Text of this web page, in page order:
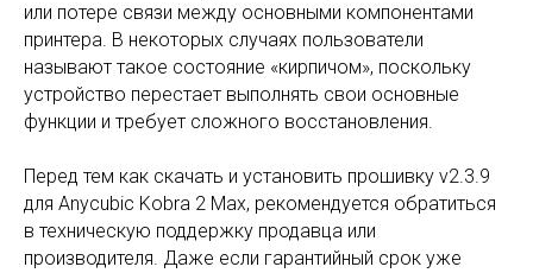
или потере связи между основными компонентами
принтера. В некоторых случаях пользователи
называют такое состояние «кирпичом», поскольку
устройство перестает выполнять свои основные
функции и требует сложного восстановления.
Перед тем как скачать и установить прошивку v2.3.9
для Anycubic Kobra 2 Max, рекомендуется обратиться
в техническую поддержку продавца или
производителя. Даже если гарантийный срок уже